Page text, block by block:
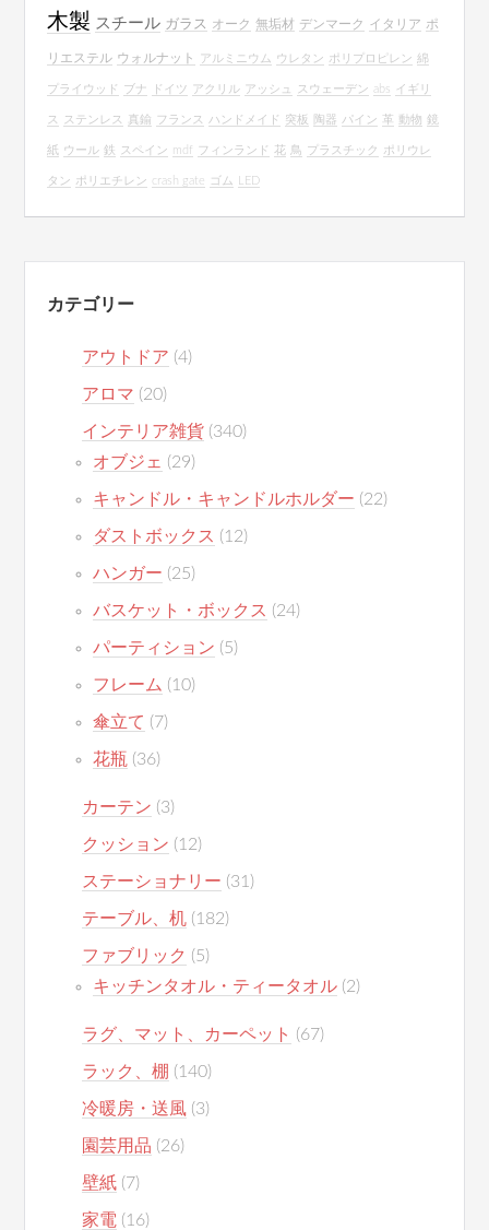
木製 スチール ガラス オーク 無垢材 デンマーク イタリア ポ
リエステル ウォルナット アルミニウム ウレタン ポリプロピレン 綿
プライウッド ブナ ドイツ アクリル アッシュ スウェーデン abs イギリ
ス ステンレス 真鍮 フランス ハンドメイド 突板 陶器 パイン 革 動物 鏡
紙 ウール 鉄 スペイン mdf フィンランド 花 鳥 プラスチック ポリウレ
タン ポリエチレン crash gate ゴム LED
カテゴリー
アウトドア (4)
アロマ (20)
インテリア雑貨 (340)
オブジェ (29)
キャンドル・キャンドルホルダー (22)
ダストボックス (12)
ハンガー (25)
バスケット・ボックス (24)
パーティション (5)
フレーム (10)
傘立て (7)
花瓶 (36)
カーテン (3)
クッション (12)
ステーショナリー (31)
テーブル、机 (182)
ファブリック (5)
キッチンタオル・ティータオル (2)
ラグ、マット、カーペット (67)
ラック、棚 (140)
冷暖房・送風 (3)
園芸用品 (26)
壁紙 (7)
家電 (16)